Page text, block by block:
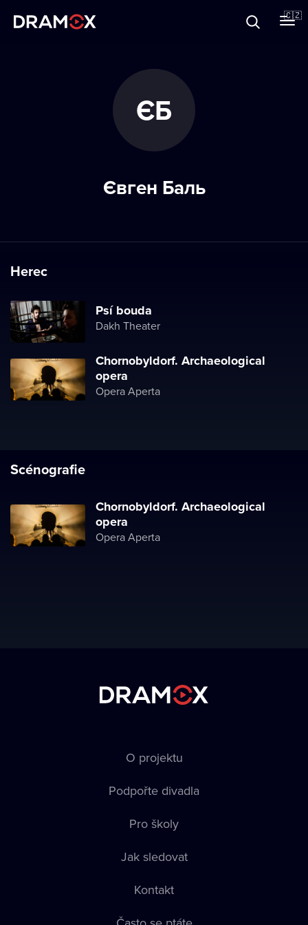
🇨🇿
ЄБ
Євген Баль
Herec
Psí bouda
Dakh Theater
Chornobyldorf. Archaeological
opera
Opera Aperta
Scénografie
Chornobyldorf. Archaeological
opera
Opera Aperta
O projektu
Podpořte divadla
Pro školy
Jak sledovat
Kontakt